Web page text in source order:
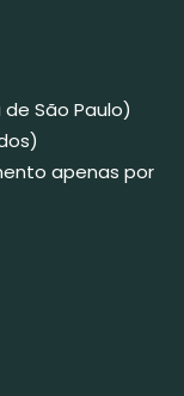
São Paulo)
apenas por